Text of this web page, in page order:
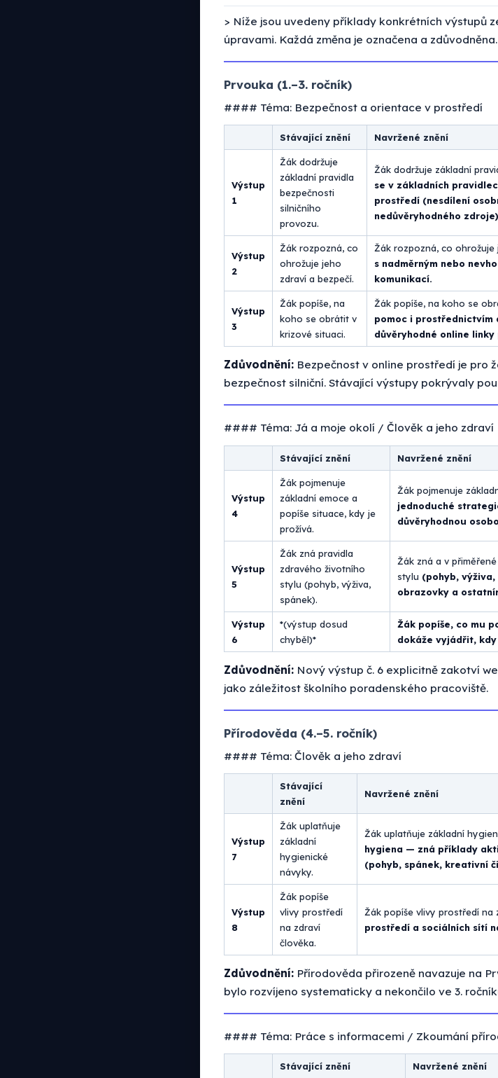
> Níže jsou uvedeny příklady konkrétních výstupů
úpravami. Každá změna je označena a zdůvodněna.
Prvouka (1.–3. ročník)
#### Téma: Bezpečnost a orientace v prostředí
Stávající znění Navržené znění
Výstup
1
Žák dodržuje
základní pravidla
bezpečnosti
silničního
provozu.
Žák dodržuje základní
se v základních
prostředí (nesdílení
nedůvěryhodného
Výstup
2
Žák rozpozná, co
ohrožuje jeho
zdraví a bezpečí.
Žák rozpozná, co ohrožuje
s nadměrným nebo
komunikací.
Výstup
3
Žák popíše, na
koho se obrátit v
krizové situaci.
Žák popíše, na koho se
pomoc i
důvěryhodné online linky
Zdůvodnění: Bezpečnost v online prostředí je pro
bezpečnost silniční. Stávající výstupy pokrývaly
#### Téma: Já a moje okolí / Člověk a jeho zdraví
Stávající znění Navržené znění
Výstup
4
Žák pojmenuje
základní emoce a
popíše situace, kdy je
prožívá.
Žák pojmenuje
jednoduché
důvěryhodnou
Výstup
5
Žák zná pravidla
zdravého životního
stylu (pohyb, výživa,
spánek).
Žák zná a v
stylu (pohyb, výživa,
obrazovky a
Výstup
6
*(výstup dosud
chyběl)*
Žák popíše, co mu
dokáže vyjádřit,
Zdůvodnění: Nový výstup č. 6 explicitně zakotví
jako záležitost školního poradenského pracoviště.
Přírodověda (4.–5. ročník)
#### Téma: Člověk a jeho zdraví
Stávající
znění
Navržené znění
Výstup
7
Žák uplatňuje
základní
hygienické
návyky.
Žák uplatňuje základní
hygiena — zná příklady
(pohyb, spánek, kreativní
Výstup
8
Žák popíše
vlivy prostředí
na zdraví
člověka.
Žák popíše vlivy prostředí na
prostředí a sociálních sítí
Zdůvodnění: Přírodověda přirozeně navazuje na
bylo rozvíjeno systematicky a nekončilo ve 3.
#### Téma: Práce s informacemi / Zkoumání
Stávající znění Navržené znění